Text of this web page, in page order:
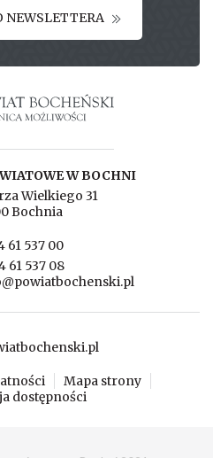
NEWSLETTERA
w Bochni
W BOCHNI
Wielkiego 31
Bochnia
61 537 00
61 537 08
Mapa strony
dostępności